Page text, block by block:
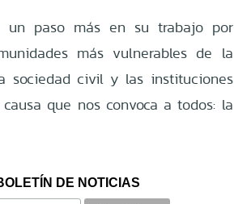
un paso más en su trabajo por
más vulnerables de la
sociedad civil y las instituciones
que nos convoca a todos: la
DE NOTICIAS